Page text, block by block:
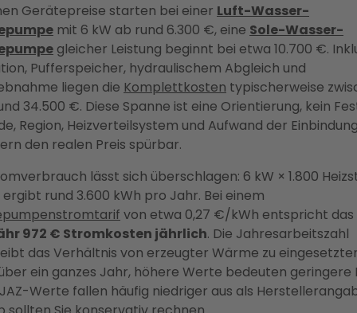
Gerätepreise starten bei einer Luft-Wasser-
mit 6 kW ab rund 6.300 €, eine Sole-Wasser-
gleicher Leistung beginnt bei etwa 10.700 €.
Pufferspeicher, hydraulischem Abgleich und
liegen die Komplettkosten typischerweise
34.500 €. Diese Spanne ist eine Orientierung, kein
Region, Heizverteilsystem und Aufwand der
den realen Preis spürbar.
lässt sich überschlagen: 6 kW × 1.800
ergibt rund 3.600 kWh pro Jahr. Bei einem
von etwa 0,27 €/kWh entspricht das
972 € Stromkosten jährlich. Die Jahresarbeitszahl
das Verhältnis von erzeugter Wärme zu
ein ganzes Jahr, höhere Werte bedeuten geringere
Werte fallen häufig niedriger aus als